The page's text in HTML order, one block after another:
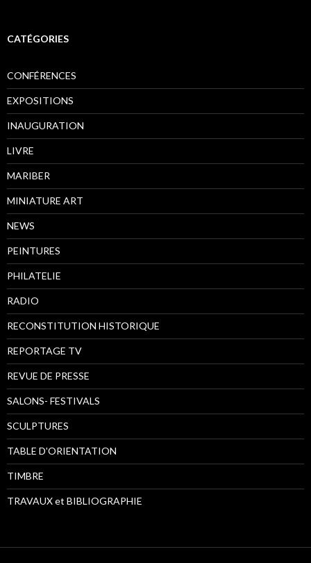
CATÉGORIES
CONFÉRENCES
EXPOSITIONS
INAUGURATION
LIVRE
MARIBER
MINIATURE ART
NEWS
PEINTURES
PHILATELIE
RADIO
RECONSTITUTION HISTORIQUE
REPORTAGE TV
REVUE DE PRESSE
SALONS- FESTIVALS
SCULPTURES
TABLE D'ORIENTATION
TIMBRE
TRAVAUX et BIBLIOGRAPHIE